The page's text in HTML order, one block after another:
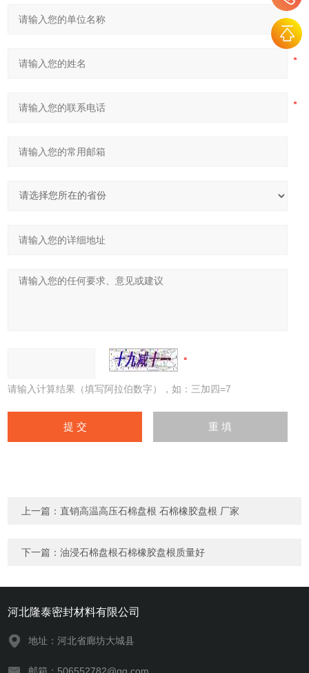
请输入计算结果（填写阿拉伯数字），如：三加四=7
上一篇：直销高温高压石棉盘根 石棉橡胶盘根 厂家
下一篇：油浸石棉盘根石棉橡胶盘根质量好
河北隆泰密封材料有限公司
地址：河北省廊坊大城县